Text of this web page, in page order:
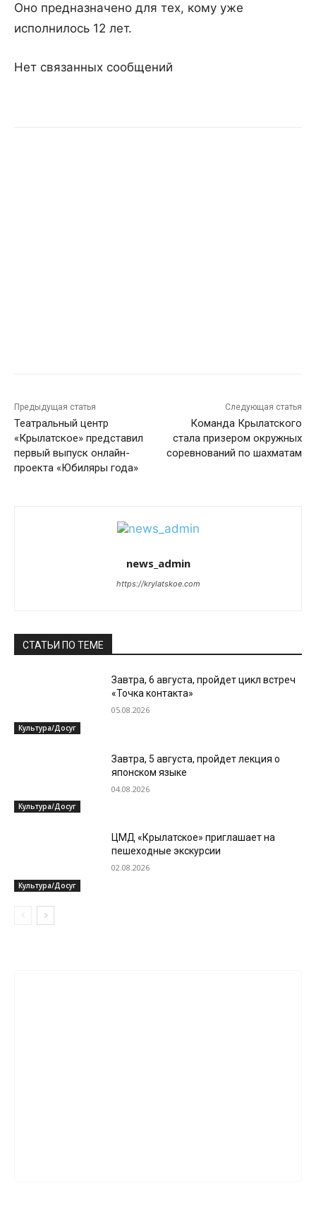
Оно предназначено для тех, кому уже
исполнилось 12 лет.
Нет связанных сообщений
Предыдущая статья
Театральный центр
«Крылатское» представил
первый выпуск онлайн-
проекта «Юбиляры года»
Следующая статья
Команда Крылатского
стала призером окружных
соревнований по шахматам
news_admin
https://krylatskoe.com
СТАТЬИ ПО ТЕМЕ
Культура/Досуг
Завтра, 6 августа, пройдет цикл встреч
«Точка контакта»
05.08.2026
Культура/Досуг
Завтра, 5 августа, пройдет лекция о
японском языке
04.08.2026
Культура/Досуг
ЦМД «Крылатское» приглашает на
пешеходные экскурсии
02.08.2026